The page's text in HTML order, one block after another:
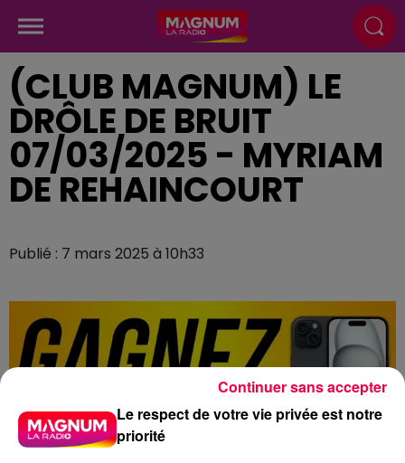
(CLUB MAGNUM) LE
DRÔLE DE BRUIT
07/03/2025 - MYRIAM
DE REHAINCOURT
Publié : 7 mars 2025 à 10h33
Le respect de votre vie privée est notre
priorité
Continuer sans accepter